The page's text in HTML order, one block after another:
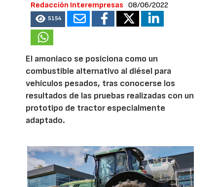
Redacción Interempresas 08/06/2022
5154
El amoniaco se posiciona como un
combustible alternativo al diésel para
vehículos pesados, tras conocerse los
resultados de las pruebas realizadas con un
prototipo de tractor especialmente
adaptado.